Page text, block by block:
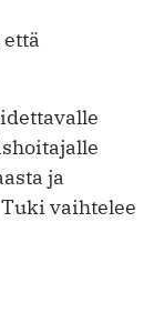
ja
vaihtelee